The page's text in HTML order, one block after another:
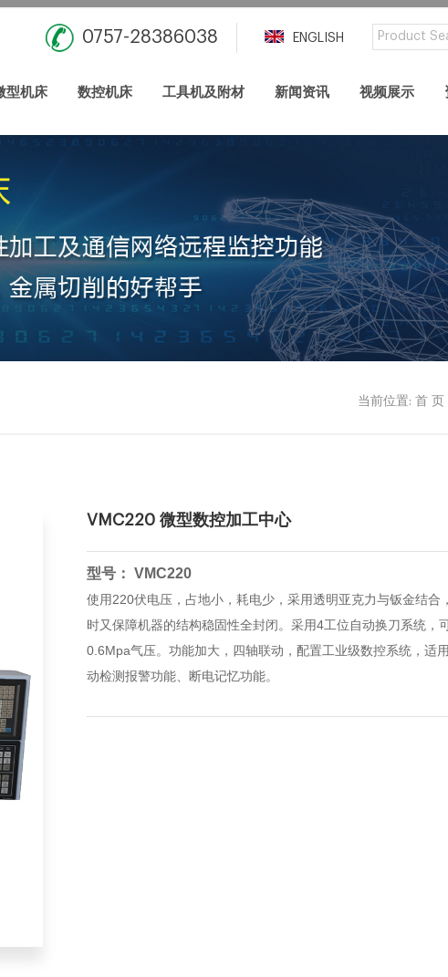
0757-28386038 ENGLISH
型机床 数控机床 工具机及附材 新闻资讯 视频展示
当前位置: 首 页
VMC220 微型数控加工中心
型号： VMC220
使用220伏电压，占地小，耗电少，采用透明亚克力与钣金结合
时又保障机器的结构稳固性全封闭。采用4工位自动换刀系统，
0.6Mpa气压。功能加大，四轴联动，配置工业级数控系统，适
动检测报警功能、断电记忆功能。